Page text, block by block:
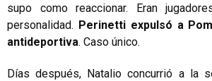
supo como reaccionar. Eran
personalidad. Perinetti expulsó a
antideportiva. Caso único.
Días después, Natalio concurrió a la